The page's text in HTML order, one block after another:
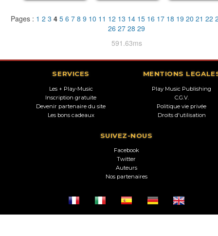
Pages : 1 2 3 4 5 6 7 8 9 10 11 12 13 14 15 16 17 18 19 20 21 22
26 27 28 29
591.63ms
SERVICES
Les + Play-Music
Inscription gratuite
Devenir partenaire du site
Les bons cadeaux
MENTIONS
Play Music Publishing
C.G.V.
Politique vie privée
Droits d'utilisation
SUIVEZ-NOUS
Facebook
Twitter
Auteurs
Nos partenaires